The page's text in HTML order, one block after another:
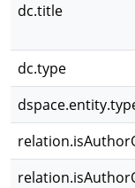
dc.title
dc.type